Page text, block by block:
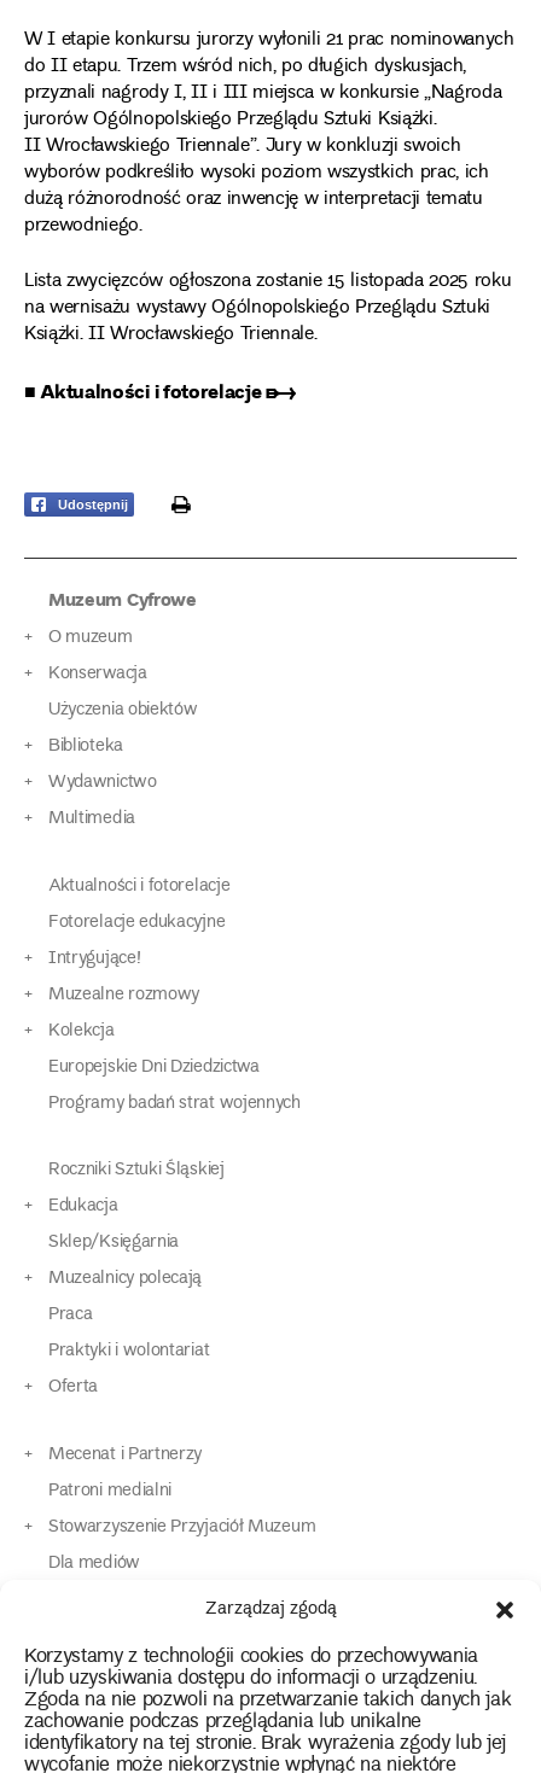
Zarządzaj zgodą
Korzystamy z technologii cookies do przechowywania
i/lub uzyskiwania dostępu do informacji o urządzeniu.
Zgoda na nie pozwoli na przetwarzanie takich danych jak
zachowanie podczas przeglądania lub unikalne
identyfikatory na tej stronie. Brak wyrażenia zgody lub jej
wycofanie może niekorzystnie wpłynąć na niektóre
W I etapie konkursu jurorzy wyłonili 21 prac nominowanych
do II etapu. Trzem wśród nich, po długich dyskusjach,
przyznali nagrody I, II i III miejsca w konkursie „Nagroda
jurorów Ogólnopolskiego Przeglądu Sztuki Książki.
II Wrocławskiego Triennale”. Jury w konkluzji swoich
wyborów podkreśliło wysoki poziom wszystkich prac, ich
dużą różnorodność oraz inwencję w interpretacji tematu
przewodniego.
Lista zwycięzców ogłoszona zostanie 15 listopada 2025 roku
na wernisażu wystawy Ogólnopolskiego Przeglądu Sztuki
Książki. II Wrocławskiego Triennale.
■ Aktualności i fotorelacje ➸
Udostępnij print
Muzeum Cyfrowe
O muzeum
Konserwacja
Użyczenia obiektów
Biblioteka
Wydawnictwo
Multimedia
Aktualności i fotorelacje
Fotorelacje edukacyjne
Intrygujące!
Muzealne rozmowy
Kolekcja
Europejskie Dni Dziedzictwa
Programy badań strat wojennych
Roczniki Sztuki Śląskiej
Edukacja
Sklep/Księgarnia
Muzealnicy polecają
Praca
Praktyki i wolontariat
Oferta
Mecenat i Partnerzy
Patroni medialni
Stowarzyszenie Przyjaciół Muzeum
Dla mediów
Dla osób o specjalnych potrzebach
Kontakt
instagram
twitterfacebookyoutube
tiktok